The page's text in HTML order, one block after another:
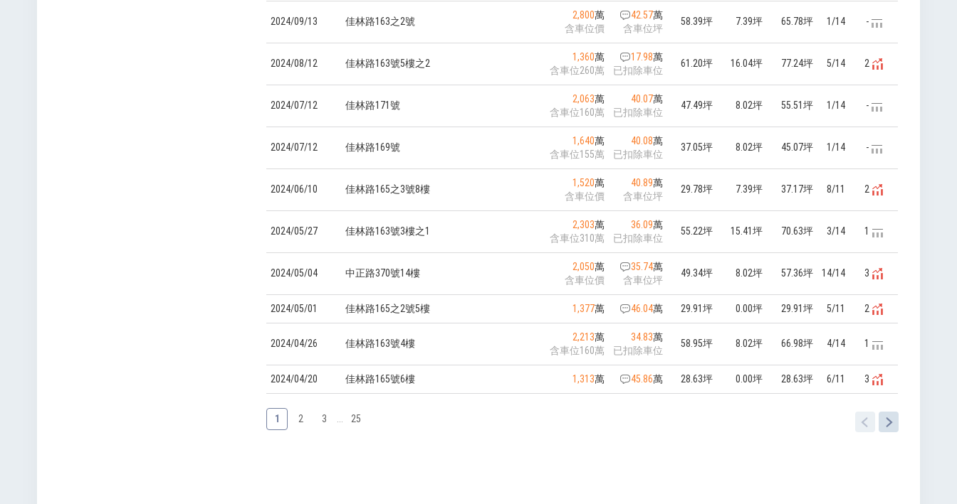
2024/09/13 佳林路163之2號
2,800萬
含車位價
42.57萬
含車位坪
58.39坪 7.39坪 65.78坪 1/14 -
2024/08/12 佳林路163號5樓之2
1,360萬
含車位260萬
17.98萬
已扣除車位
61.20坪 16.04坪 77.24坪 5/14 2
2024/07/12 佳林路171號
2,063萬
含車位160萬
40.07萬
已扣除車位
47.49坪 8.02坪 55.51坪 1/14 -
2024/07/12 佳林路169號
1,640萬
含車位155萬
40.08萬
已扣除車位
37.05坪 8.02坪 45.07坪 1/14 -
2024/06/10 佳林路165之3號8樓
1,520萬
含車位價
40.89萬
含車位坪
29.78坪 7.39坪 37.17坪 8/11 2
2024/05/27 佳林路163號3樓之1
2,303萬
含車位310萬
36.09萬
已扣除車位
55.22坪 15.41坪 70.63坪 3/14 1
2024/05/04 中正路370號14樓
2,050萬
含車位價
35.74萬
含車位坪
49.34坪 8.02坪 57.36坪 14/14 3
2024/05/01 佳林路165之2號5樓 1,377萬 46.04萬 29.91坪 0.00坪 29.91坪 5/11 2
2024/04/26 佳林路163號4樓
2,213萬
含車位160萬
34.83萬
已扣除車位
58.95坪 8.02坪 66.98坪 4/14 1
2024/04/20 佳林路165號6樓 1,313萬 45.86萬 28.63坪 0.00坪 28.63坪 6/11 3
1 2 3 25